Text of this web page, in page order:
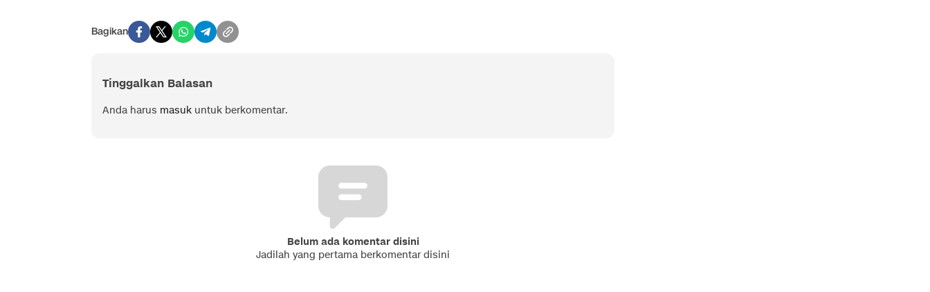
Bagikan
Tinggalkan Balasan
Anda harus masuk untuk berkomentar.
Belum ada komentar disini
Jadilah yang pertama berkomentar disini